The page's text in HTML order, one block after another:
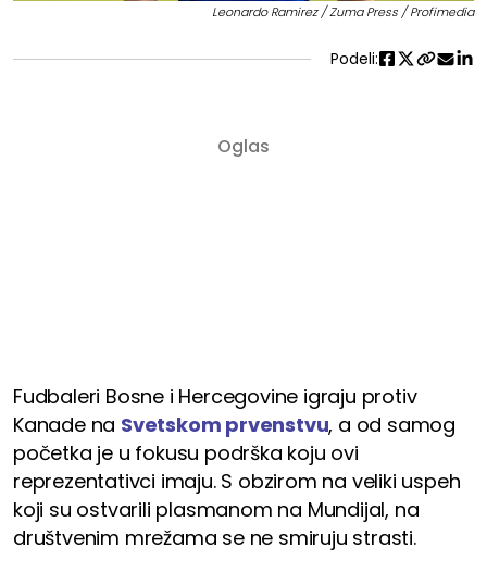
Leonardo Ramirez / Zuma Press / Profimedia
Podeli:
Fudbaleri Bosne i Hercegovine igraju protiv
Kanade na Svetskom prvenstvu, a od samog
početka je u fokusu podrška koju ovi
reprezentativci imaju. S obzirom na veliki uspeh
koji su ostvarili plasmanom na Mundijal, na
društvenim mrežama se ne smiruju strasti.